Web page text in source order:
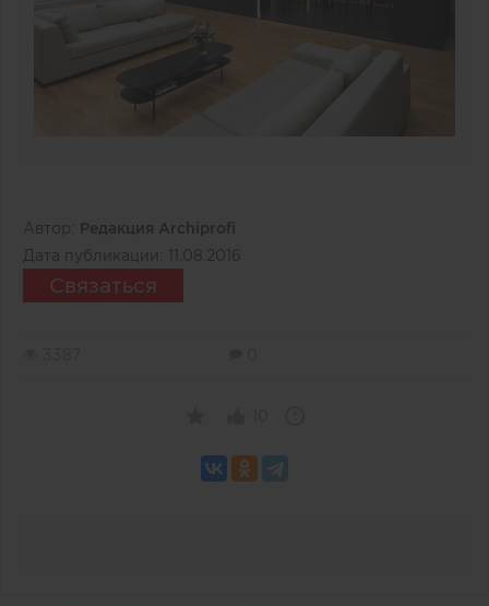
Автор:
Редакция Archiprofi
Дата публикации:
11.08.2016
Связаться